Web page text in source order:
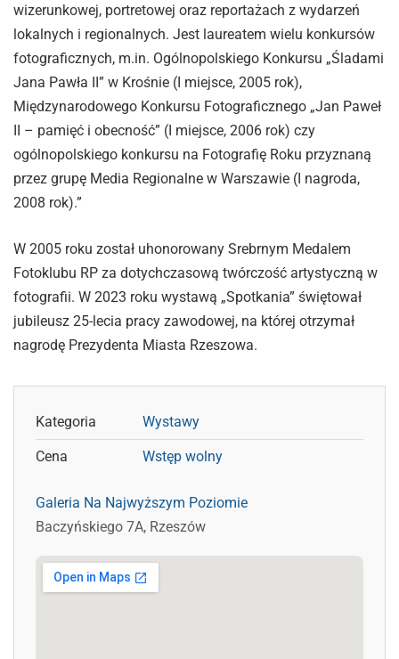
wizerunkowej, portretowej oraz reportażach z wydarzeń
lokalnych i regionalnych. Jest laureatem wielu konkursów
fotograficznych, m.in. Ogólnopolskiego Konkursu „Śladami
Jana Pawła II” w Krośnie (I miejsce, 2005 rok),
Międzynarodowego Konkursu Fotograficznego „Jan Paweł
II – pamięć i obecność” (I miejsce, 2006 rok) czy
ogólnopolskiego konkursu na Fotografię Roku przyznaną
przez grupę Media Regionalne w Warszawie (I nagroda,
2008 rok).”
W 2005 roku został uhonorowany Srebrnym Medalem
Fotoklubu RP za dotychczasową twórczość artystyczną w
fotografii. W 2023 roku wystawą „Spotkania” świętował
jubileusz 25-lecia pracy zawodowej, na której otrzymał
nagrodę Prezydenta Miasta Rzeszowa.
Kategoria Wystawy
Cena Wstęp wolny
Galeria Na Najwyższym Poziomie
Baczyńskiego 7A, Rzeszów